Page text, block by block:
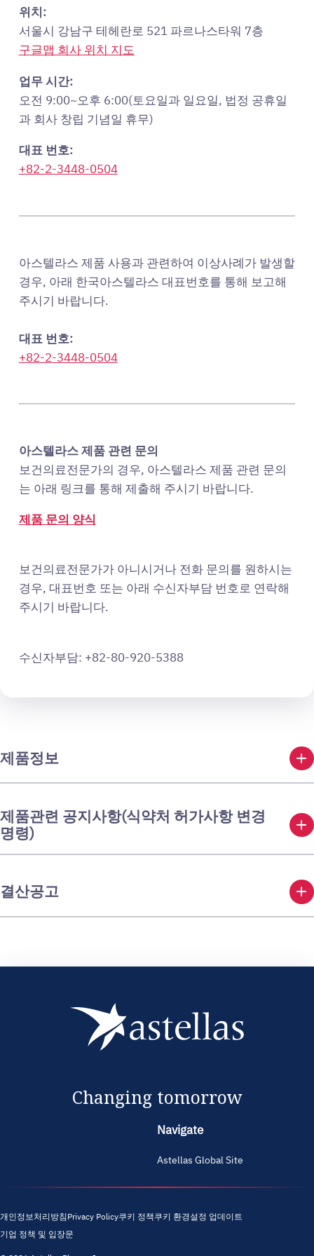
위치:
서울시 강남구 테헤란로 521 파르나스타워 7층
구글맵 회사 위치 지도
업무 시간:
오전 9:00~오후 6:00(토요일과 일요일, 법정 공휴일
과 회사 창립 기념일 휴무)
대표 번호:
+82-2-3448-0504
아스텔라스 제품 사용과 관련하여 이상사례가 발생할
경우, 아래 한국아스텔라스 대표번호를 통해 보고해
주시기 바랍니다.
대표 번호:
+82-2-3448-0504
아스텔라스 제품 관련 문의
보건의료전문가의 경우, 아스텔라스 제품 관련 문의
는 아래 링크를 통해 제출해 주시기 바랍니다.
제품 문의 양식
보건의료전문가가 아니시거나 전화 문의를 원하시는
경우, 대표번호 또는 아래 수신자부담 번호로 연락해
주시기 바랍니다.
수신자부담: +82-80-920-5388
제품정보 add
제품관련 공지사항(식약처 허가사항 변경
명령)
add
결산공고 add
Changing tomorrow
Navigate
Astellas Global Site
개인정보처리방침Privacy Policy쿠키 정책쿠키 환경설정 업데이트
기업 정책 및 입장문